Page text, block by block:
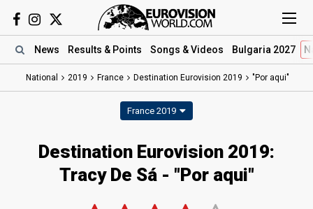
News Results & Points Songs & Videos Bulgaria 2027
National 2019 France Destination Eurovision 2019 "Por aqui"
France 2019
Destination Eurovision 2019:
Tracy De Sá - "Por aqui"